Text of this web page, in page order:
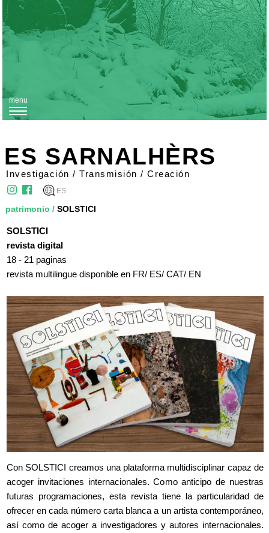
T
g
g
e
n
a
v
a
t
i
o
n
menu
ES SARNALHÈRS
Investigación / Transmisión / Creación
ES
patrimonio / SOLSTICI
SOLSTICI
revista digital
18 - 21 paginas
revista multilingue disponible en FR/ ES/ CAT/ EN
Con SOLSTICI creamos una plataforma multidisciplinar capaz de
acoger invitaciones internacionales. Como anticipo de nuestras
futuras programaciones, esta revista tiene la particularidad de
ofrecer en cada número carta blanca a un artista contemporáneo,
así como de acoger a investigadores y autores internacionales.